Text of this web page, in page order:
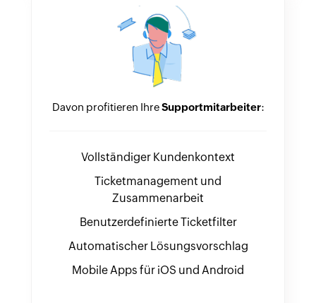
Davon profitieren IhreSupportmitarbeiter:
Vollständiger Kundenkontext
Ticketmanagement und
Zusammenarbeit
Benutzerdefinierte Ticketfilter
Automatischer Lösungsvorschlag
Mobile Apps für iOS und Android